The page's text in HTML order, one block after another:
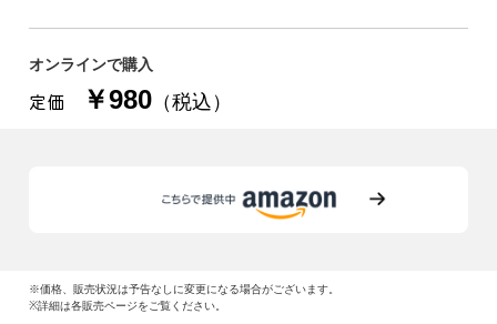
オンラインで購入
定価 ￥980 （税込）
※価格、販売状況は予告なしに変更になる場合がございます。
※詳細は各販売ページをご覧ください。